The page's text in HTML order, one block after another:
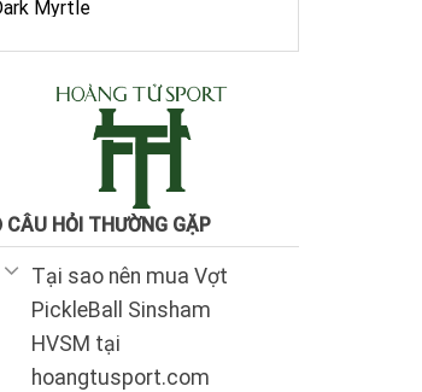
900.000₫.
CÂU HỎI THƯỜNG GẶP
Tại sao nên mua Vợt
PickleBall Sinsham
HVSM tại
hoangtusport.com